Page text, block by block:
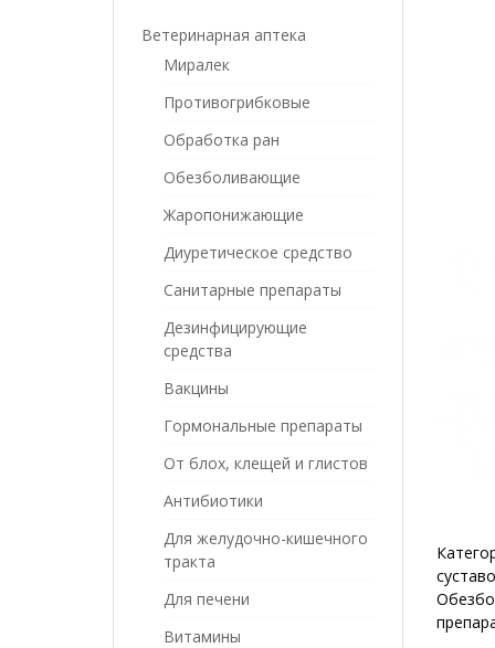
Ветеринарная аптека
Миралек
Противогрибковые
Обработка ран
Обезболивающие
Жаропонижающие
Диуретическое средство
Санитарные препараты
Дезинфицирующие
средства
Вакцины
Гормональные препараты
От блох, клещей и глистов
Антибиотики
Для желудочно-кишечного
тракта
Для печени
Витамины